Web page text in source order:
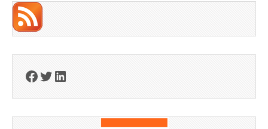
Facebook
Twitter
LinkedIn